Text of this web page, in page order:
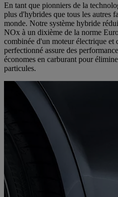
En tant que pionniers de la
plus d'hybrides que tous les autres
monde. Notre système hybride
NOx à un dixième de la norme
combinée d'un moteur électrique et
perfectionné assure des
économes en carburant pour
particules.